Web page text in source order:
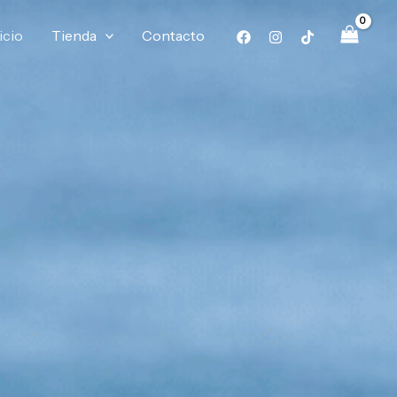
Tienda Contacto